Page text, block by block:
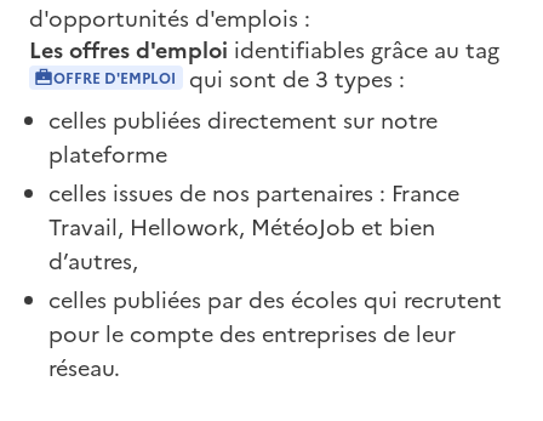
d'opportunités d'emplois :
Les offres d'emploi identifiables grâce au tag
OFFRE D'EMPLOI
qui sont de 3 types :
celles publiées directement sur notre
plateforme
celles issues de nos partenaires : France
Travail, Hellowork, MétéoJob et bien
d’autres,
celles publiées par des écoles qui recrutent
pour le compte des entreprises de leur
réseau.